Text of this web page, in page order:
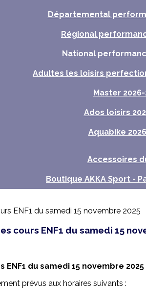
Départemental
Régional
National
Adultes les loisirs
Master 2026-
Ados loisirs
Aquabike
Accessoires
Boutique AKKA Sport -
cours ENF1 du samedi 15
ENF1 du samedi 15 novembre
prévus aux horaires suivants :